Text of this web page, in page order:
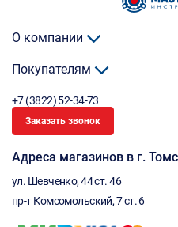
О компании
Покупателям
+7 (3822) 52-34-73
Заказать звонок
Адреса магазинов в г.
ул. Шевченко, 44 ст. 46
пр-т Комсомольский, 7 ст. 6